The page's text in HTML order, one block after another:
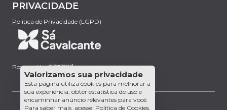
PRIVACIDADE
Política de Privacidade (LGPD)
Powered by:
Valorizamos sua privacidade
Esta página utiliza cookies para melhorar a
sua experiência, obter estatística de uso e
encaminhar anúncio relevantes para você.
Para saber mais, acesse: Política de Cookies.